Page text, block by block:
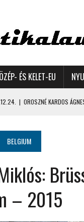
ÉS KELET-EU
| OROSZNÉ KARDOS
FELETTI FEHÉR
KARDOS ÁGNES, OROSZ
GYŐRFFY GYULA – A VILÁG
GÁL ZOLTÁN GYÖRGY: AZ ŐSZI
BELGIUM
– 2015